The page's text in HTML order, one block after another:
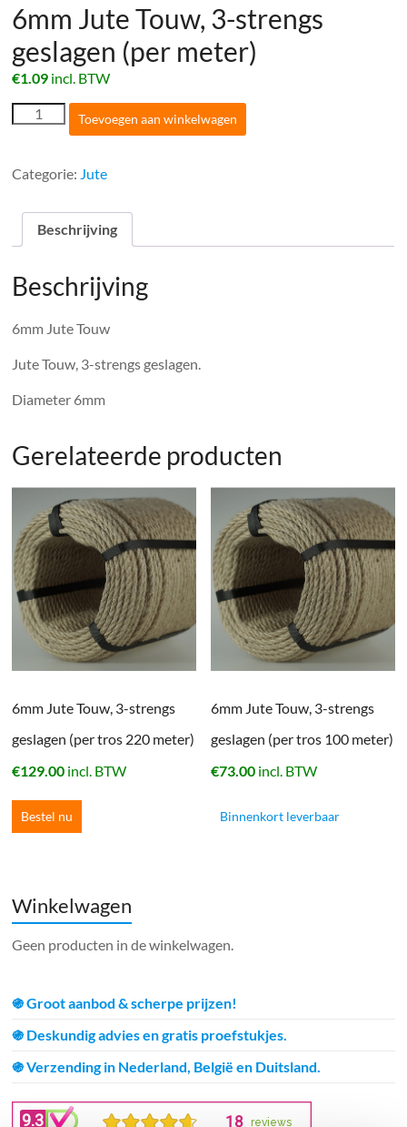
6mm Jute Touw, 3-strengs
geslagen (per meter)
€1.09 incl. BTW
6mm
Jute
strengs
meter)
Toevoegen aan winkelwagen
Categorie: Jute
Beschrijving
Beschrijving
6mm Jute Touw
Jute Touw, 3-strengs geslagen.
Diameter 6mm
Gerelateerde producten
6mm Jute Touw, 3-strengs
geslagen (per tros 220 meter)
€129.00 incl. BTW
Bestel nu
6mm Jute Touw, 3-strengs
geslagen (per tros 100 meter)
€73.00 incl. BTW
Binnenkort leverbaar
Winkelwagen
Geen producten in de winkelwagen.
֍ Groot aanbod & scherpe prijzen!
֍ Deskundig advies en gratis proefstukjes.
֍ Verzending in Nederland, België en Duitsland.